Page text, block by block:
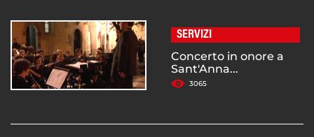
SERVIZI
Concerto in onore a
Sant'Anna...
3065